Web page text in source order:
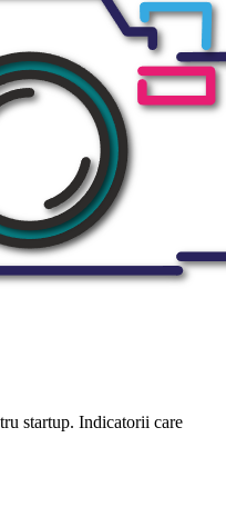
startup. Indicatorii care